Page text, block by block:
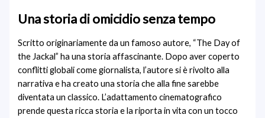
Una storia di omicidio senza tempo
Scritto originariamente da un famoso autore, “The Day of
the Jackal” ha una storia affascinante. Dopo aver coperto
conflitti globali come giornalista, l’autore si è rivolto alla
narrativa e ha creato una storia che alla fine sarebbe
diventata un classico. L’adattamento cinematografico
prende questa ricca storia e la riporta in vita con un tocco